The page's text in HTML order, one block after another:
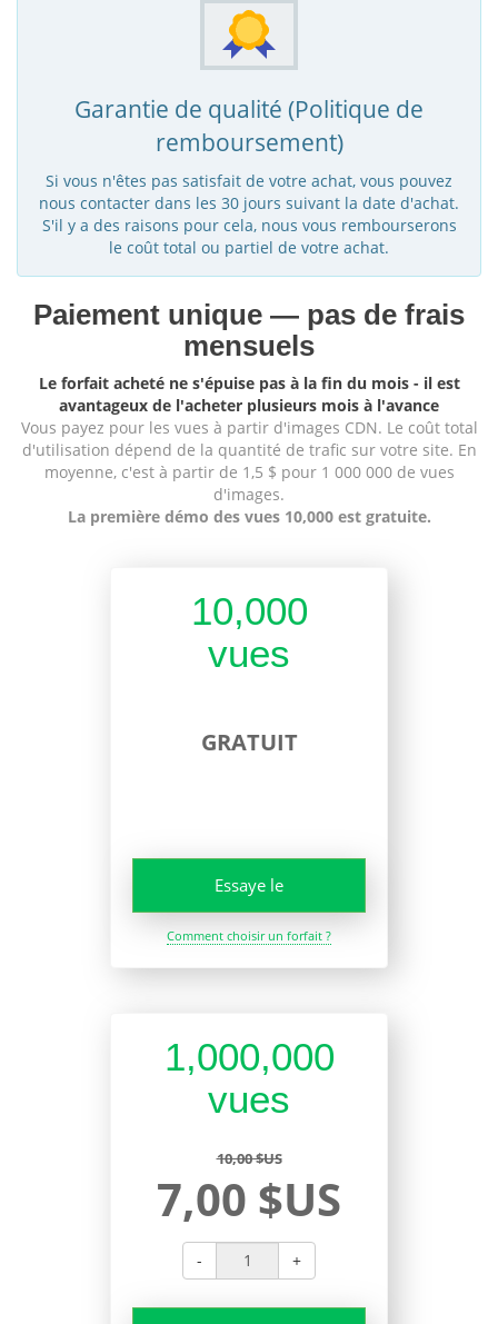
Garantie de qualité (Politique de
remboursement)
Si vous n'êtes pas satisfait de votre achat, vous pouvez
nous contacter dans les 30 jours suivant la date d'achat.
S'il y a des raisons pour cela, nous vous rembourserons
le coût total ou partiel de votre achat.
Paiement unique — pas de frais
mensuels
Le forfait acheté ne s'épuise pas à la fin du mois - il est
avantageux de l'acheter plusieurs mois à l'avance
Vous payez pour les vues à partir d'images CDN. Le coût total
d'utilisation dépend de la quantité de trafic sur votre site. En
moyenne, c'est à partir de 1,5 $ pour 1 000 000 de vues
d'images.
La première démo des vues 10,000 est gratuite.
10,000
vues
GRATUIT
Essaye le
Comment choisir un forfait ?
1,000,000
vues
10,00 $US
7,00 $US
- +